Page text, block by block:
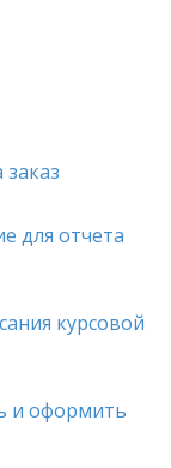
для отчета
курсовой
и оформить